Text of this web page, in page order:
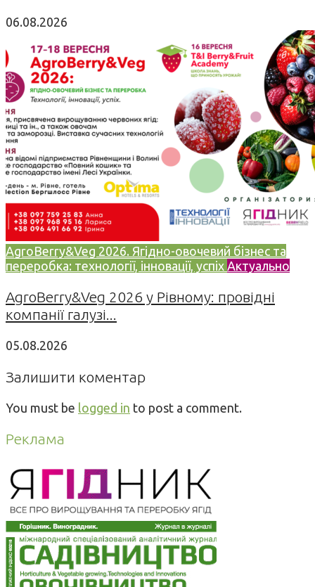
06.08.2026
AgroBerry&Veg 2026. Ягідно-овочевий бізнес та
переробка: технології, інновації, успіх Актуально
AgroBerry&Veg 2026 у Рівному: провідні
компанії галузі...
05.08.2026
Залишити коментар
You must be logged in to post a comment.
Реклама